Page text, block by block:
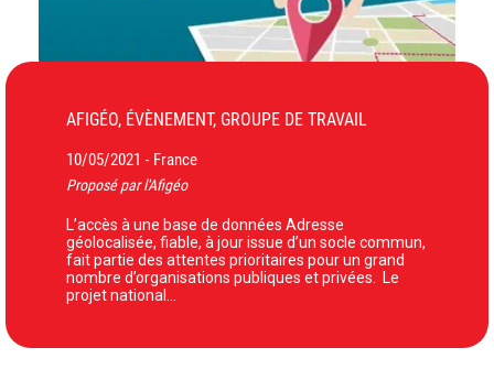
AFIGÉO, ÉVÈNEMENT, GROUPE DE TRAVAIL
10/05/2021 - France
Proposé par l'Afigéo
L’accès à une base de données Adresse
géolocalisée, fiable, à jour issue d’un socle commun,
fait partie des attentes prioritaires pour un grand
nombre d’organisations publiques et privées. Le
projet national…